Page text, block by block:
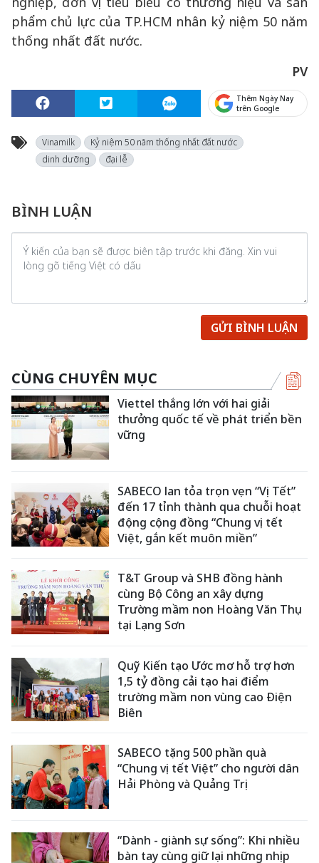
phẩm chủ lực của TP.HCM nhân kỷ niệm 50 năm
thống nhất đất nước.
PV
Thêm Ngày Nay
trên Google
Vinamilk
Kỷ niệm 50 năm thống nhất đất nước
dinh dưỡng
đại lễ
BÌNH LUẬN
GỬI BÌNH LUẬN
CÙNG CHUYÊN MỤC
Viettel thắng lớn với hai giải
thưởng quốc tế về phát triển bền
vững
SABECO lan tỏa trọn vẹn “Vị Tết”
đến 17 tỉnh thành qua chuỗi hoạt
động cộng đồng “Chung vị tết
Việt, gắn kết muôn miền”
T&T Group và SHB đồng hành
cùng Bộ Công an xây dựng
Trường mầm non Hoàng Văn Thụ
tại Lạng Sơn
Quỹ Kiến tạo Ước mơ hỗ trợ hơn
1,5 tỷ đồng cải tạo hai điểm
trường mầm non vùng cao Điện
Biên
SABECO tặng 500 phần quà
“Chung vị tết Việt” cho người dân
Hải Phòng và Quảng Trị
“Dành - giành sự sống”: Khi nhiều
bàn tay cùng giữ lại những nhịp